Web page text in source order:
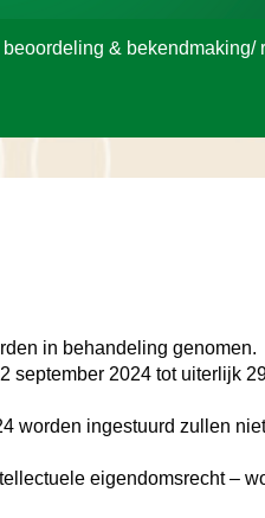
beoordeling & bekendmaking/
in behandeling genomen.
september 2024 tot uiterlijk
worden ingestuurd zullen
eigendomsrecht –